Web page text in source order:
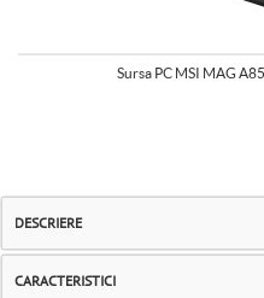
Sursa PC MSI MAG
DESCRIERE
CARACTERISTICI